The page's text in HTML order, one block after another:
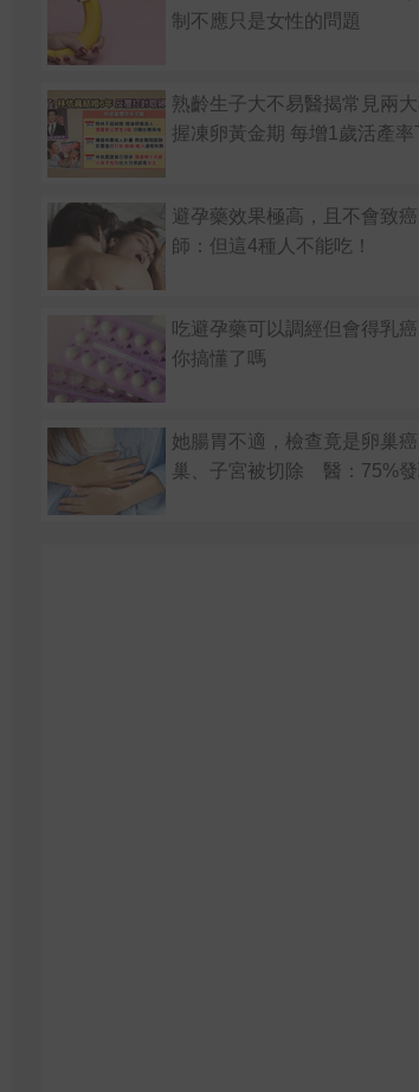
制不應只是女性的問題
熟齡生子大不易醫揭常見兩
握凍卵黃金期 每增1歲活產率
避孕藥效果極高，且不會致
師：但這4種人不能吃！
吃避孕藥可以調經但會得乳
你搞懂了嗎
她腸胃不適，檢查竟是卵巢
巢、子宮被切除 醫：75%